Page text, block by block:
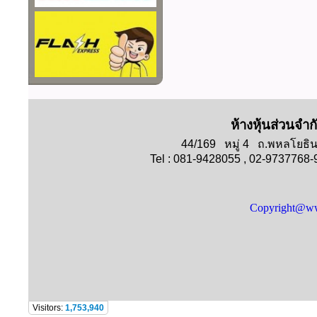
ห้างหุ้นส่วนจำ
44/169 หมู่ 4 ถ.พหลโยธิ
Tel : 081-9428055 , 02-
Visitors: 1,753,940